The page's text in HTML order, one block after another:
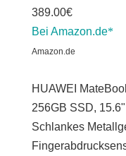
389.00€
Bei Amazon.de
Amazon.de
HUAWEI
256GB SSD,
Schlankes